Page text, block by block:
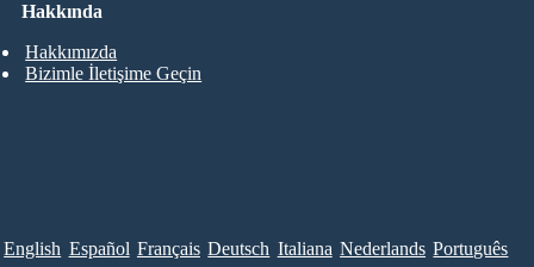
Hakkında
Hakkımızda
Bizimle İletişime Geçin
English Español Français Deutsch Italiana Nederlands Português